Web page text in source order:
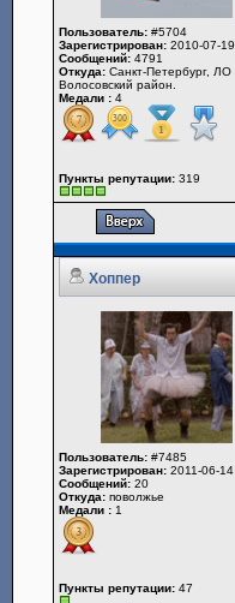
Пользователь: #5704
Зарегистрирован: 2010-07-19
Сообщений: 4791
Откуда: Санкт-Петербург, ЛО
Волосовский район.
Медали : 4
Пункты репутации: 319
Хоппер
Пользователь: #7485
Зарегистрирован: 2011-06-14
Сообщений: 20
Откуда: поволжье
Медали : 1
Пункты репутации: 47